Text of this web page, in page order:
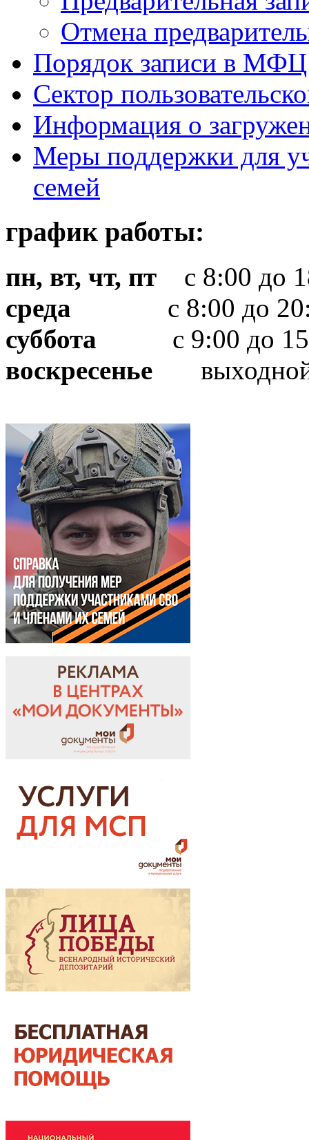
Отмена
Порядок записи в МФЦ
Сектор
Информация о
Меры поддержки для
семей
график работы:
пн, вт, чт, пт с 8:00 до
среда с 8:00 до
суббота с 9:00 до
воскресенье